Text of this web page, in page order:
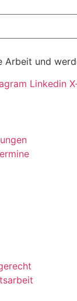
Arbeit und
Linkedin